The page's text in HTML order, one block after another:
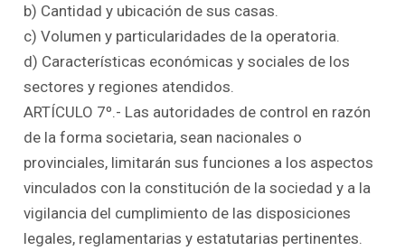
b) Cantidad y ubicación de sus casas.
c) Volumen y particularidades de la operatoria.
d) Características económicas y sociales de los
sectores y regiones atendidos.
ARTÍCULO 7º.- Las autoridades de control en razón
de la forma societaria, sean nacionales o
provinciales, limitarán sus funciones a los aspectos
vinculados con la constitución de la sociedad y a la
vigilancia del cumplimiento de las disposiciones
legales, reglamentarias y estatutarias pertinentes.